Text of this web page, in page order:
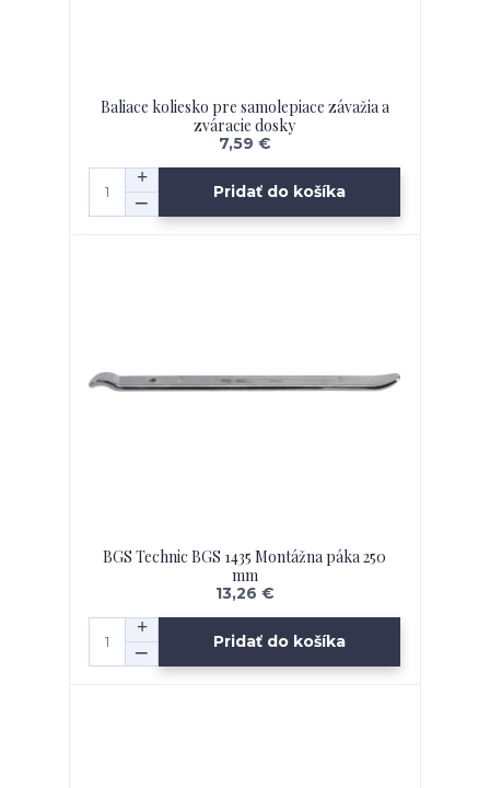
Baliace koliesko pre samolepiace závažia a
zváracie dosky
7,59 €
Pridať do košíka
BGS Technic BGS 1435 Montážna páka 250
mm
13,26 €
Pridať do košíka